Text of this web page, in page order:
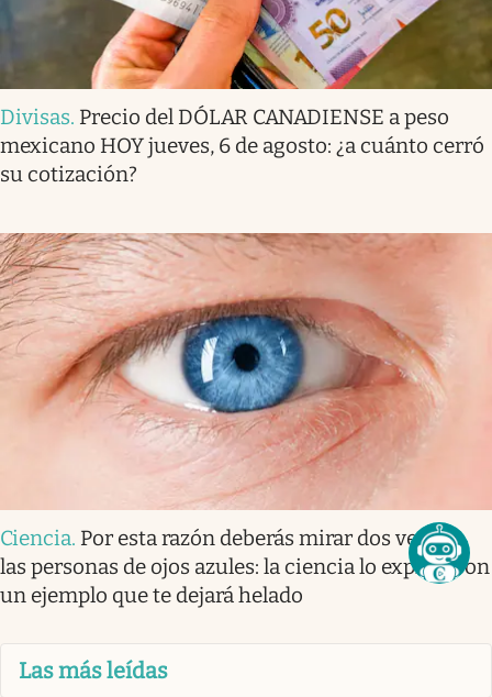
Divisas. Precio del DÓLAR CANADIENSE a peso
mexicano HOY jueves, 6 de agosto: ¿a cuánto cerró
su cotización?
Ciencia. Por esta razón deberás mirar dos veces a
las personas de ojos azules: la ciencia lo explica con
un ejemplo que te dejará helado
Las más leídas